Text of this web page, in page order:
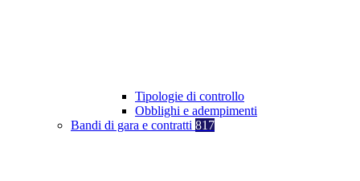
Tipologie di controllo
Obblighi e adempimenti
Bandi di gara e contratti 817